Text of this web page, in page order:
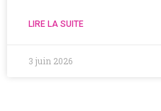
LIRE LA SUITE
3 juin 2026